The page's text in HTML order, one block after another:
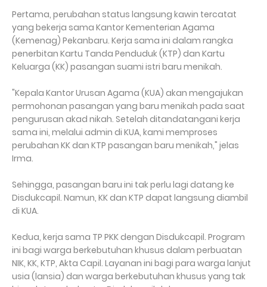
Pertama, perubahan status langsung kawin tercatat
yang bekerja sama Kantor Kementerian Agama
(Kemenag) Pekanbaru. Kerja sama ini dalam rangka
penerbitan Kartu Tanda Penduduk (KTP) dan Kartu
Keluarga (KK) pasangan suami istri baru menikah.
"Kepala Kantor Urusan Agama (KUA) akan mengajukan
permohonan pasangan yang baru menikah pada saat
pengurusan akad nikah. Setelah ditandatangani kerja
sama ini, melalui admin di KUA, kami memproses
perubahan KK dan KTP pasangan baru menikah," jelas
Irma.
Sehingga, pasangan baru ini tak perlu lagi datang ke
Disdukcapil. Namun, KK dan KTP dapat langsung diambil
di KUA.
Kedua, kerja sama TP PKK dengan Disdukcapil. Program
ini bagi warga berkebutuhan khusus dalam perbuatan
NIK, KK, KTP, Akta Capil. Layanan ini bagi para warga lanjut
usia (lansia) dan warga berkebutuhan khusus yang tak